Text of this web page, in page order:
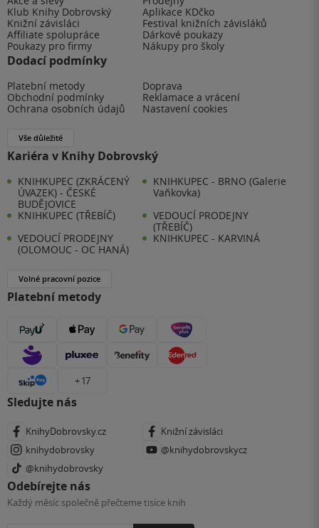
Klub Knihy Dobrovský
Aplikace KDčko
Knižní závisláci
Festival knižních závisláků
Affiliate spolupráce
Dárkové poukazy
Poukazy pro firmy
Nákupy pro školy
Dodací podmínky
Platební metody
Doprava
Obchodní podmínky
Reklamace a vrácení
Ochrana osobních údajů
Nastavení cookies
Vše důležité
Kariéra v Knihy Dobrovský
KNIHKUPEC (ZKRÁCENÝ
ÚVAZEK) - ČESKÉ
BUDĚJOVICE
KNIHKUPEC - BRNO (Galerie
Vaňkovka)
KNIHKUPEC (TŘEBÍČ)
VEDOUCÍ PRODEJNY
(TŘEBÍČ)
VEDOUCÍ PRODEJNY
(OLOMOUC - OC HANÁ)
KNIHKUPEC - KARVINÁ
Volné pracovní pozice
Platební metody
+ 17
Sledujte nás
KnihyDobrovsky.cz
Knižní závisláci
knihydobrovsky
@knihydobrovskycz
@knihydobrovsky
Odebírejte nás
Každý měsíc společně přečteme tisíce knih